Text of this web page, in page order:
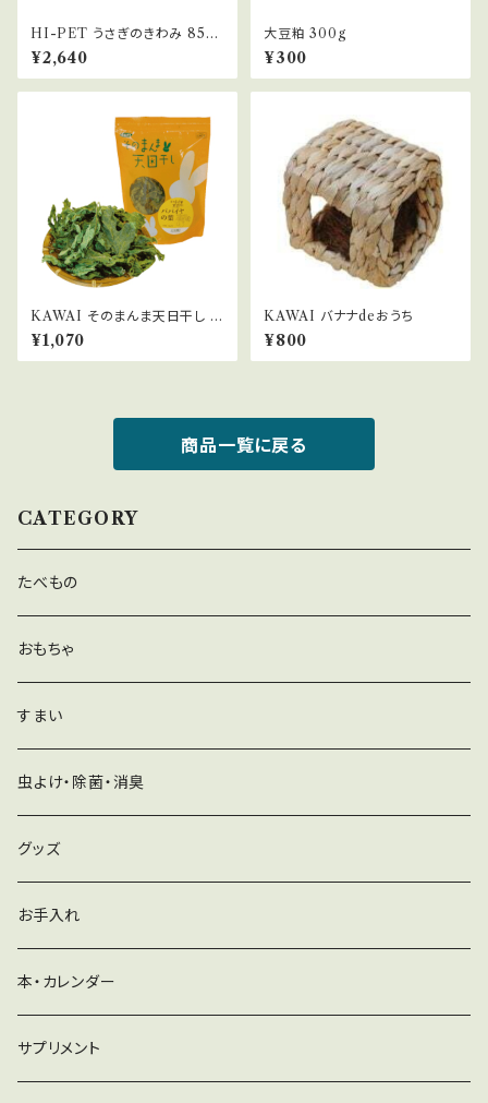
HI-PET うさぎのきわみ 850
g
¥2,640
大豆粕 300g
¥300
KAWAI そのまんま天日干し パ
パイヤの葉 30g
¥1,070
KAWAI バナナdeおうち
¥800
商品一覧に戻る
CATEGORY
たべもの
おもちゃ
すまい
虫よけ・除菌・消臭
グッズ
お手入れ
本・カレンダー
サプリメント